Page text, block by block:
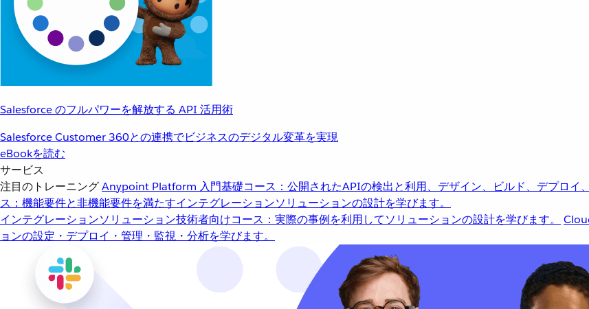
Salesforce のフルパワーを解放する API 活用術
Salesforce Customer 360との連携でビジネスのデジタル変革を実現
eBookを読む
サービス
注目のトレーニングAnypoint Platform 入門基礎コース：公開されたAPIの検出と利用、デザイン、ビルド、デプロイ
ス：機能要件と非機能要件を満たすインテグレーションソリューションの設計を学びます。
インテグレーションソリューション技術者向けコース：実際の事例を利用してソリューションの設計を学びます。
ョンの設定・デプロイ・管理・監視・分析を学びます。